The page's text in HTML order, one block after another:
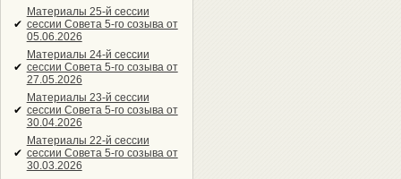
✔
Материалы 25-й сессии
сессии Совета 5-го созыва от
05.06.2026
✔
Материалы 24-й сессии
сессии Совета 5-го созыва от
27.05.2026
✔
Материалы 23-й сессии
сессии Совета 5-го созыва от
30.04.2026
✔
Материалы 22-й сессии
сессии Совета 5-го созыва от
30.03.2026